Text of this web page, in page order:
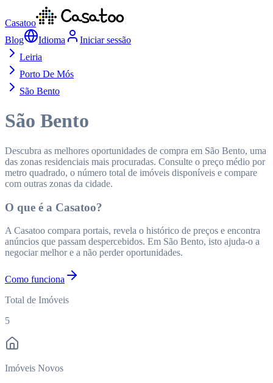
Casatoo
Blog
Idioma
Iniciar sessão
Leiria
Porto De Mós
São Bento
São Bento
Descubra as melhores oportunidades de compra em São Bento, uma
das zonas residenciais mais procuradas. Consulte o preço médio por
metro quadrado, o número total de imóveis disponíveis e compare
com outras zonas da cidade.
O que é a Casatoo?
A Casatoo compara portais, revela o histórico de preços e encontra
anúncios que passam despercebidos. Em São Bento, isto ajuda-o a
negociar melhor e a não perder oportunidades.
Como funciona
Total de Imóveis
5
Imóveis Novos